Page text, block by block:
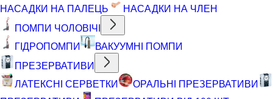
НАСАДКИ НА ПАЛЕЦЬ
НАСАДКИ НА ЧЛЕН
ПОМПИ ЧОЛОВІЧІ
ГІДРОПОМПИ
ВАКУУМНІ ПОМПИ
ПРЕЗЕРВАТИВИ
ЛАТЕКСНІ СЕРВЕТКИ
ОРАЛЬНІ ПРЕЗЕРВАТИВИ